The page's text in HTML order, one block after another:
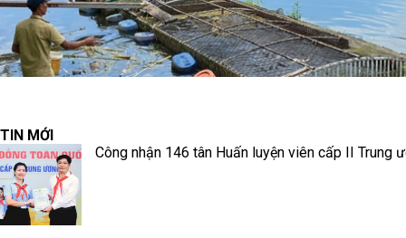
TIN MỚI
Công nhận 146 tân Huấn luyện viên cấp II Trung